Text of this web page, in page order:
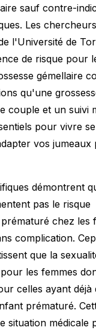
sauf contre-
Les
l'Université de
de risque pour
gémellaire
qu'une
couple et un suivi
pour vivre
vos jumeaux
démontrent
pas le risque
chez les
complication.
que la
les femmes
celles ayant déjà
prématuré.
situation médicale